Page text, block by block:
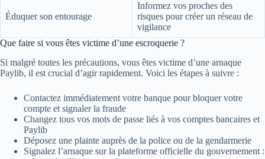
Éduquer son entourage
Informez vos proches des
risques pour créer un réseau de
vigilance
Que faire si vous êtes victime d’une escroquerie ?
Si malgré toutes les précautions, vous êtes victime d’une arnaque
Paylib, il est crucial d’agir rapidement. Voici les étapes à suivre :
Contactez immédiatement votre banque pour bloquer votre
compte et signaler la fraude
Changez tous vos mots de passe liés à vos comptes bancaires et
Paylib
Déposez une plainte auprès de la police ou de la gendarmerie
Signalez l’arnaque sur la plateforme officielle du gouvernement :